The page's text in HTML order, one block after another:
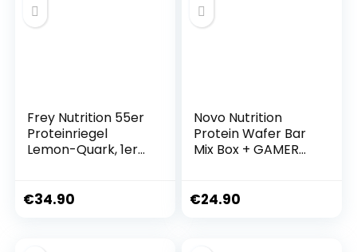
Frey Nutrition 55er
Proteinriegel
Lemon-Quark, 1er
€34.90
Novo Nutrition
Protein Wafer Bar
Mix Box + GAMER
Pack (MIX BOX, 10 x
€24.90